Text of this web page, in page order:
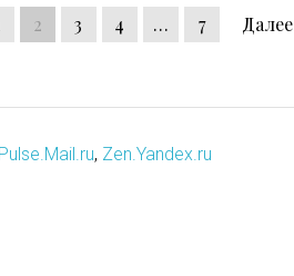
2 3 4 … 7 Далее
Pulse.Mail.ru, Zen.Yandex.ru